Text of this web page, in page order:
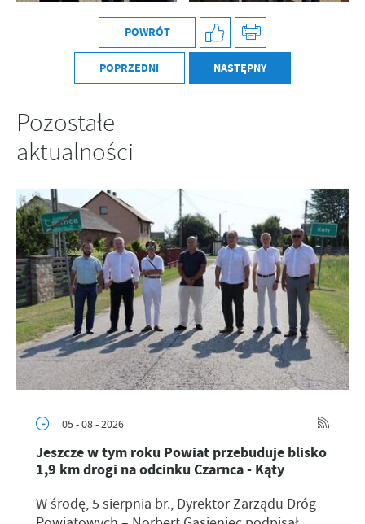
POWRÓT
POPRZEDNI NASTĘPNY
Pozostałe
aktualności
05 - 08 - 2026
Jeszcze w tym roku Powiat przebuduje blisko
1,9 km drogi na odcinku Czarnca - Kąty
W środę, 5 sierpnia br., Dyrektor Zarządu Dróg